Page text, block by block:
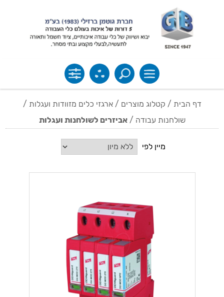
דף הבית / קטלוג מוצרים / ארגזי כלים מזוודות ועגלות /
שולחנות עבודה / אביזרים לשולחנות ועגלות
מיין לפי